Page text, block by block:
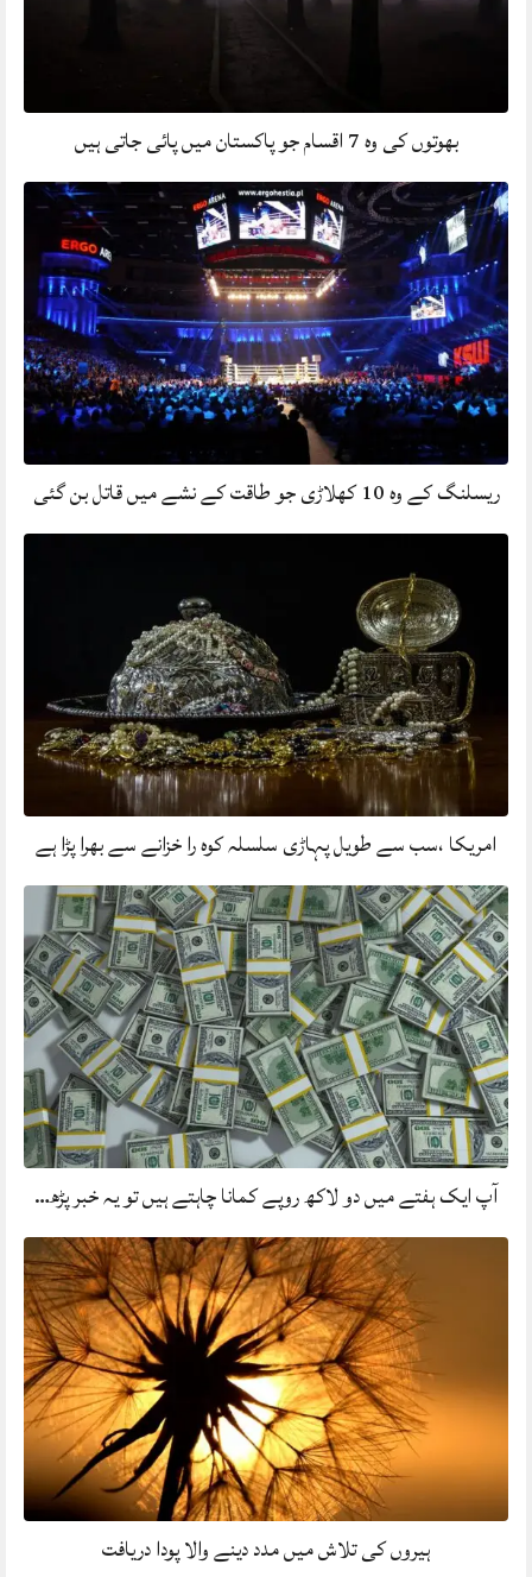
بھوتوں کی وہ 7 اقسام جو پاکستان میں پائی جاتی ہیں
ریسلنگ کے وہ 10 کھلاڑی جو طاقت کے نشے میں قاتل بن گئی
امریکا ،سب سے طویل پہاڑی سلسلہ کوہ را خزانے سے بھرا پڑا ہے
آپ ایک ہفتے میں دو لاکھ روپے کمانا چاہتے ہیں تو یہ خبر پڑھ…
ہیروں کی تلاش میں مدد دینے والا پودا دریافت